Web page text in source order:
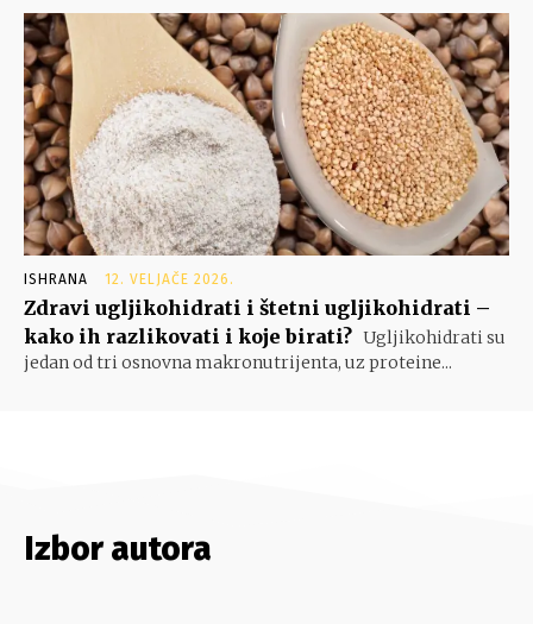
ISHRANA 12. VELJAČE 2026.
Zdravi ugljikohidrati i štetni ugljikohidrati –
kako ih razlikovati i koje birati? Ugljikohidrati su
jedan od tri osnovna makronutrijenta, uz proteine...
Izbor autora